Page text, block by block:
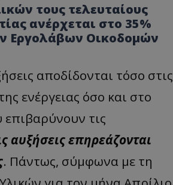
τους τελευταίους
ανέρχεται στο 35%
Εργολάβων Οικοδομών
αποδίδονται τόσο στις
ενέργειας όσο και στο
τις
αυξήσεις επηρεάζονται
. Πάντως, σύμφωνα με τη